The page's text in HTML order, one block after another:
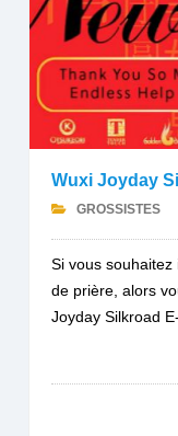
Wuxi Joyday
GROSSISTES
Si vous
de prière, alors
Joyday Silkroad